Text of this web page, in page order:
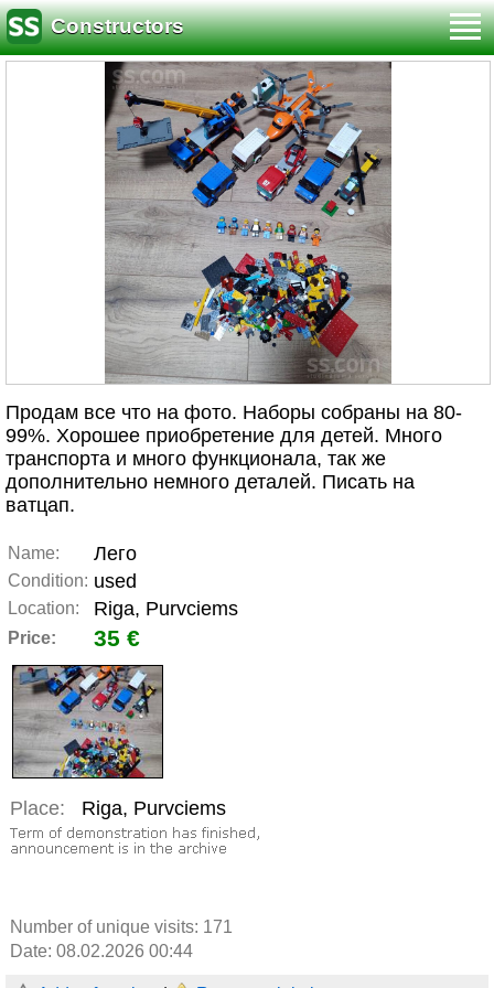
Constructors
Продам все что на фото. Наборы собраны на 80-
99%. Хорошее приобретение для детей. Много
транспорта и много функционала, так же
дополнительно немного деталей. Писать на
ватцап.
Name: Лего
Condition: used
Location: Riga, Purvciems
Price: 35 €
Place: Riga, Purvciems
Number of unique visits: 171
Date: 08.02.2026 00:44